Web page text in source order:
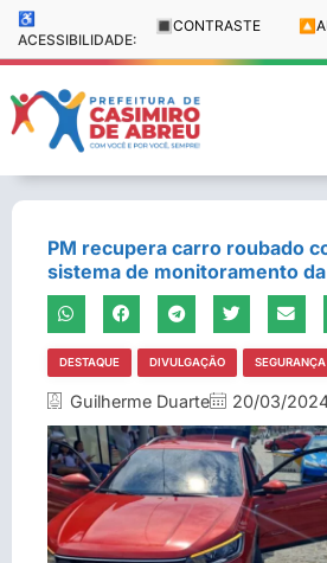
♿
ACESSIBILIDADE:
🔳 CONTRASTE 🔼
PM recupera carro roubado
sistema de monitoramento
DESTAQUE DIVULGAÇÃO
Guilherme Duarte 20/03/